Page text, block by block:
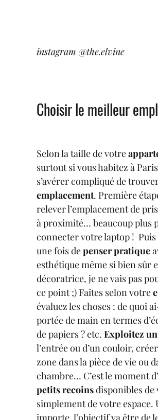
instagram @the.elvine
Choisir le meilleur
Selon la taille de votre
surtout si vous habitez à
s’avérer compliqué de
emplacement. Première
relever l’emplacement de
à proximité… beaucoup plus
connecter votre laptop !
une fois de penser pratique
esthétique même si bien sûr
décoratrice, je ne vais pas
ce point ;) Faîtes selon votre
évaluez les choses : de quoi
portée de main en termes
de papiers ? etc. Exploitez
l’entrée ou d’un couloir,
zone dans la pièce de vie ou
chambre… C’est le moment d’
petits recoins disponibles
simplement de votre
importe, l’objectif va être de